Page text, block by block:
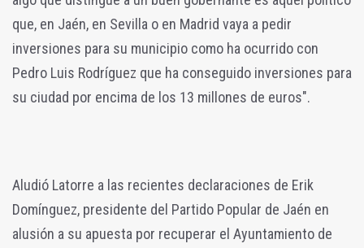
que, en Jaén, en Sevilla o en Madrid vaya a pedir
inversiones para su municipio como ha ocurrido con
Pedro Luis Rodríguez que ha conseguido inversiones para
su ciudad por encima de los 13 millones de euros".
Aludió Latorre a las recientes declaraciones de Erik
Domínguez, presidente del Partido Popular de Jaén en
alusión a su apuesta por recuperar el Ayuntamiento de